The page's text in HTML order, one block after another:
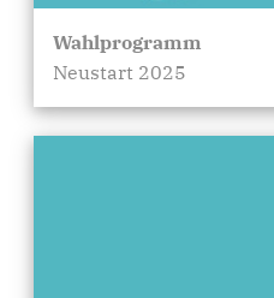
Wahlprogramm
Neustart 2025